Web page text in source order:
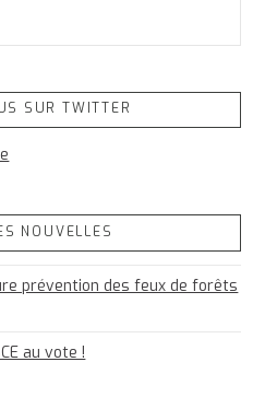
SUR TWITTER
NOUVELLES
prévention des feux de forêts
au vote !